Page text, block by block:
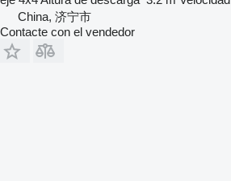
China, 济宁市
Contacte con el vendedor